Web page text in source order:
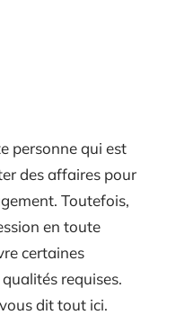
personne qui est
des affaires pour
Toutefois,
en toute
certaines
requises.
dit tout ici.